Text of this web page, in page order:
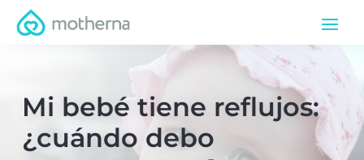
Mi bebé tiene reflujos:
¿cuándo debo